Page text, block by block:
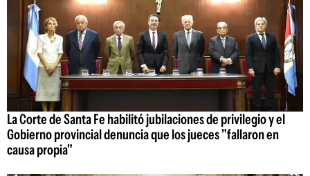
La Corte de Santa Fe habilitó jubilaciones de privilegio y el
Gobierno provincial denuncia que los jueces "fallaron en
causa propia"